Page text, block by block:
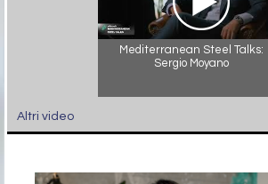
Mediterranean Steel Talks:
Sergio Moyano
Altri video